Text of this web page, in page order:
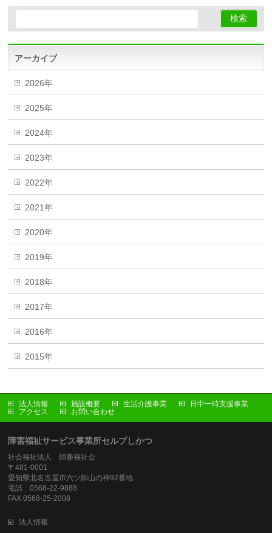
アーカイブ
2026年
2025年
2024年
2023年
2022年
2021年
2020年
2019年
2018年
2017年
2016年
2015年
法人情報 施設概要 生活介護事業
日中一時支援事業
アクセス
お問い合わせ
障害福祉サービス事業所セルプしかつ
社会福祉法人 師勝福祉会
〒481-0001
愛知県北名古屋市六ツ師山の神92番地
電話 0568-22-9888
FAX 0568-25-2008
法人情報